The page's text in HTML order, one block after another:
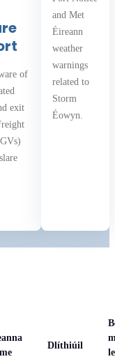
of
exit
and Met
Éireann
weather
warnings
related to
Storm
Éowyn.
Dlíthiúil
le